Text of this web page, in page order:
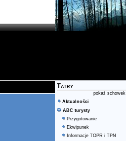
Tatry
pokaż schowek
Aktualności
ABC turysty
Przygotowanie
Ekwipunek
Informacje TOPR i TPN